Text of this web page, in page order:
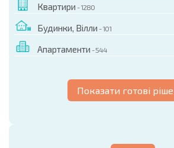
Квартири - 1280
Будинки, Вілли - 101
Апартаменти - 544
Показати готові